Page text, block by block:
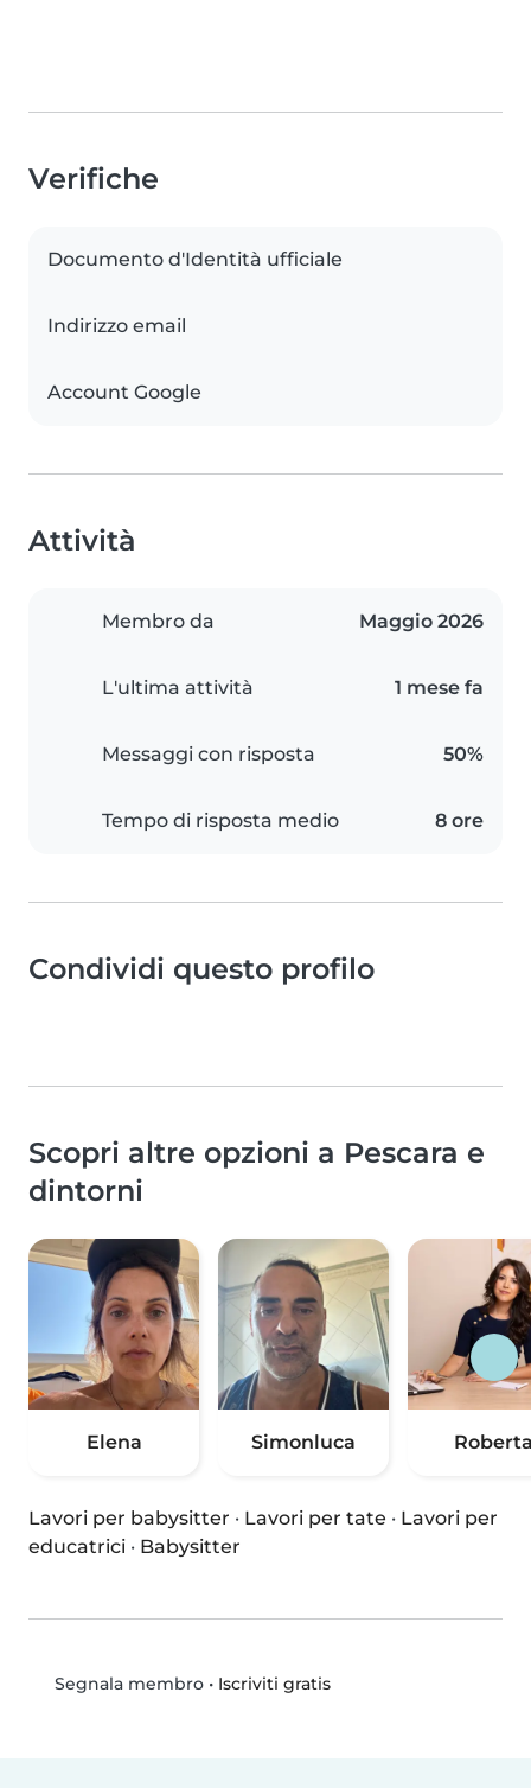
Verifiche
Documento d'Identità ufficiale
Indirizzo email
Account Google
Attività
Membro da Maggio 2026
L'ultima attività 1 mese fa
Messaggi con risposta 50%
Tempo di risposta medio 8 ore
Condividi questo profilo
Scopri altre opzioni a Pescara e
dintorni
Elena Simonluca
Lavori per babysitter · Lavori per tate · Lavori per
educatrici · Babysitter
Segnala membro• Iscriviti gratis